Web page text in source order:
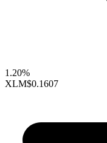
1.20%
XLM$0.1607